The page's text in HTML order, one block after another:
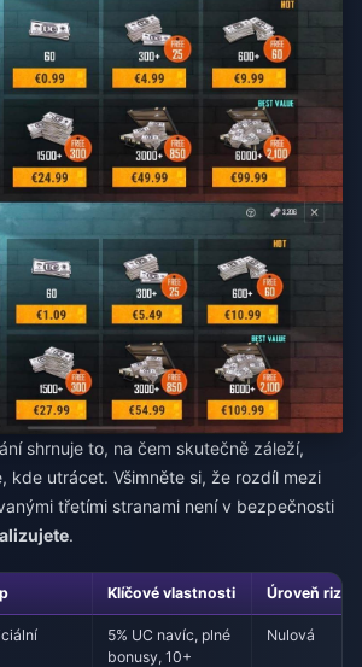
shrnuje to, na čem skutečně záleží,
kde utrácet. Všimněte si, že rozdíl mezi
třetími stranami není v bezpečnosti
.
Klíčové vlastnosti Úroveň rizika
5% UC navíc, plné
bonusy, 10+
Nulová